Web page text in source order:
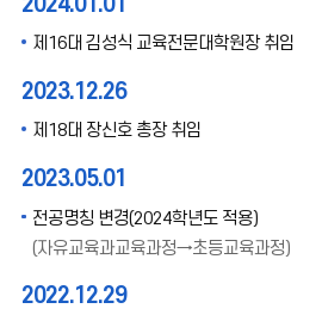
제16대 김성식 교육전문대학원장 취임
2023.12.26
제18대 장신호 총장 취임
2023.05.01
전공명칭 변경(2024학년도 적용)
(자유교육과교육과정→초등교육과정)
2022.12.29